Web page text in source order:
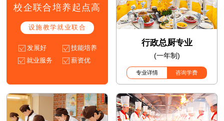
校企联合培养起点高
设施教学就业联合
发展好
技能培养
就业服务
薪资优
行政总厨专业
(一年制)
专业详情 咨询学费